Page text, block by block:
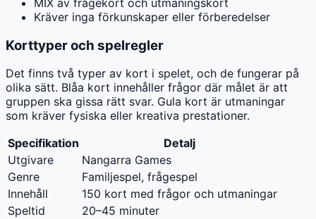
MIX av frågekort och utmaningskort
Kräver inga förkunskaper eller förberedelser
Korttyper och spelregler
Det finns två typer av kort i spelet, och de fungerar på
olika sätt. Blåa kort innehåller frågor där målet är att
gruppen ska gissa rätt svar. Gula kort är utmaningar
som kräver fysiska eller kreativa prestationer.
Specifikation
Detalj
Utgivare
Nangarra Games
Genre
Familjespel, frågespel
Innehåll
150 kort med frågor och utmaningar
Speltid
20–45 minuter